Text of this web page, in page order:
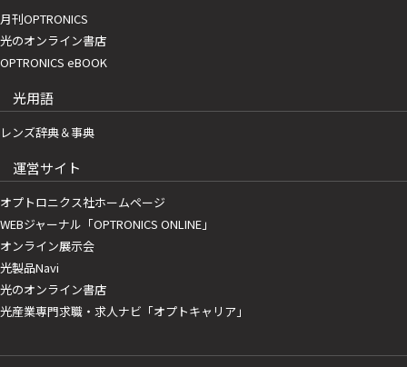
月刊OPTRONICS
光のオンライン書店
OPTRONICS eBOOK
光用語
レンズ辞典＆事典
運営サイト
オプトロニクス社ホームページ
WEBジャーナル「OPTRONICS ONLINE」
オンライン展示会
光製品Navi
光のオンライン書店
光産業専門求職・求人ナビ「オプトキャリア」